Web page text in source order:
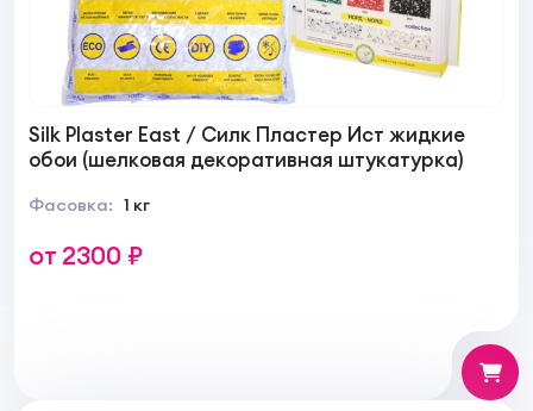
Silk Plaster East / Силк Пластер Иcт жидкие
обои (шелковая декоративная штукатурка)
Фасовка: 1 кг
от 2300 ₽